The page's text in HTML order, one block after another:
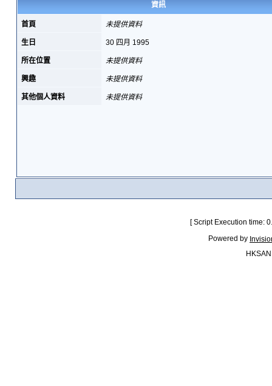
資訊
首頁 未提供資料
生日 30 四月 1995
所在位置 未提供資料
興趣 未提供資料
其他個人資料 未提供資料
[ Script Execution time:
Powered by